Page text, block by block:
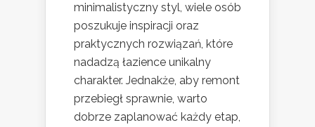
minimalistyczny styl, wiele osób
poszukuje inspiracji oraz
praktycznych rozwiązań, które
nadadzą łazience unikalny
charakter. Jednakże, aby remont
przebiegł sprawnie, warto
dobrze zaplanować każdy etap,